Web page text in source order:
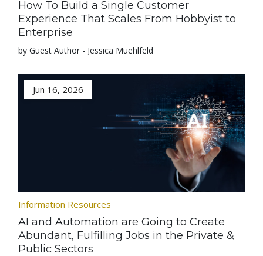
How To Build a Single Customer
Experience That Scales From Hobbyist to
Enterprise
by Guest Author - Jessica Muehlfeld
Jun 16, 2026
Information Resources
AI and Automation are Going to Create
Abundant, Fulfilling Jobs in the Private &
Public Sectors